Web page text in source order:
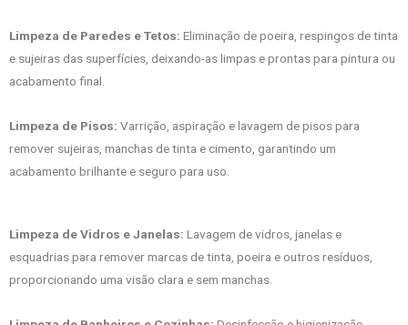
Limpeza de Paredes e Tetos: Eliminação de poeira, respingos de tinta
e sujeiras das superfícies, deixando-as limpas e prontas para pintura ou
acabamento final.
Limpeza de Pisos: Varrição, aspiração e lavagem de pisos para
remover sujeiras, manchas de tinta e cimento, garantindo um
acabamento brilhante e seguro para uso.
Limpeza de Vidros e Janelas: Lavagem de vidros, janelas e
esquadrias para remover marcas de tinta, poeira e outros resíduos,
proporcionando uma visão clara e sem manchas.